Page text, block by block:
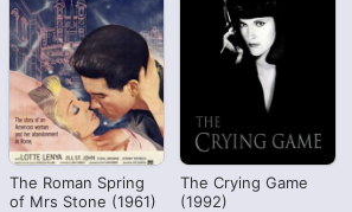
The Roman Spring
of Mrs Stone (1961)
The Crying Game
(1992)